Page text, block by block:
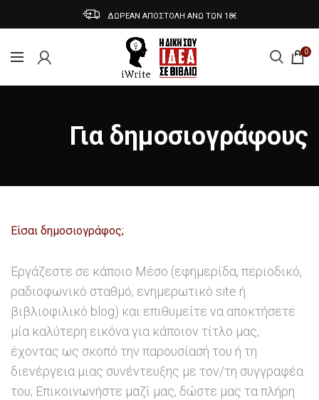
ΔΩΡΕΑΝ ΑΠΟΣΤΟΛΗ ΑΝΩ ΤΩΝ 18€
0
Για δημοσιογράφους
Είσαι δημοσιογράφος;
Εργάζεστε σε κάποιο Μέσο (εφημερίδα, περιοδικό,
ραδιοφωνικό σταθμό, ενημερωτικό site ή
βιβλιοφιλικό blog) και επιθυμείτε να αποκτήσετε
μία καλύτερη εικόνα για κάποιον τίτλο μας,
έχοντας ως σκοπό την παρουσίασή του ή τη
διενέργεια μιας συνέντευξης με τον/τη συγγραφέα
του; Επικοινωνήστε μαζί μας, δώστε μας τα πλήρη